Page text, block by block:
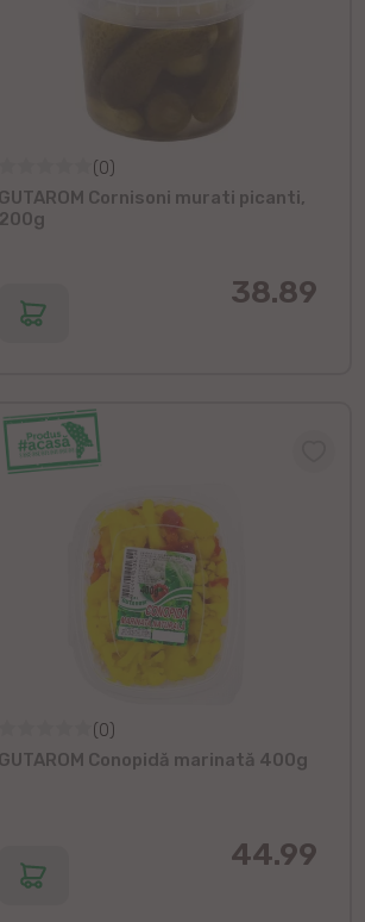
(0)
GUTAROM Cornisoni murati picanti,
200g
38.89
(0)
GUTAROM Conopidă marinată 400g
44.99